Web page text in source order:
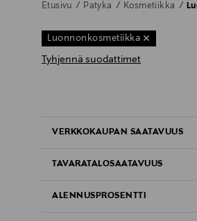
Etusivu Patyka Kosmetiikka
Luonnonkosmetiikka
Tyhjennä suodattimet
VERKKOKAUPAN SAATAVUUS
TAVARATALOSAATAVUUS
ALENNUSPROSENTTI